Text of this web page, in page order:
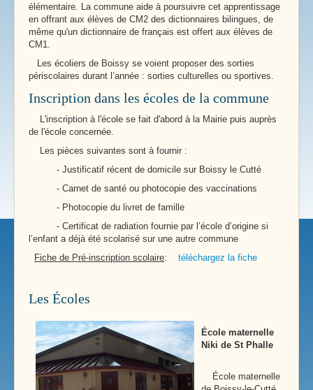
élémentaire. La commune aide à poursuivre cet apprentissage
en offrant aux élèves de CM2 des dictionnaires bilingues, de
même qu'un dictionnaire de français est offert aux élèves de
CM1.
Les écoliers de Boissy se voient proposer des sorties
périscolaires durant l’année : sorties culturelles ou sportives.
Inscription dans les écoles de la commune
L'inscription à l'école se fait d'abord à la Mairie puis auprès
de l'école concernée.
Les pièces suivantes sont à fournir :
- Justificatif récent de domicile sur Boissy le Cutté
- Carnet de santé ou photocopie des vaccinations
- Photocopie du livret de famille
- Certificat de radiation fournie par l’école d’origine si
l’enfant a déjà été scolarisé sur une autre commune
Fiche de Pré-inscription scolaire: téléchargez la fiche
Les Écoles
École maternelle
Niki de St Phalle
École maternelle